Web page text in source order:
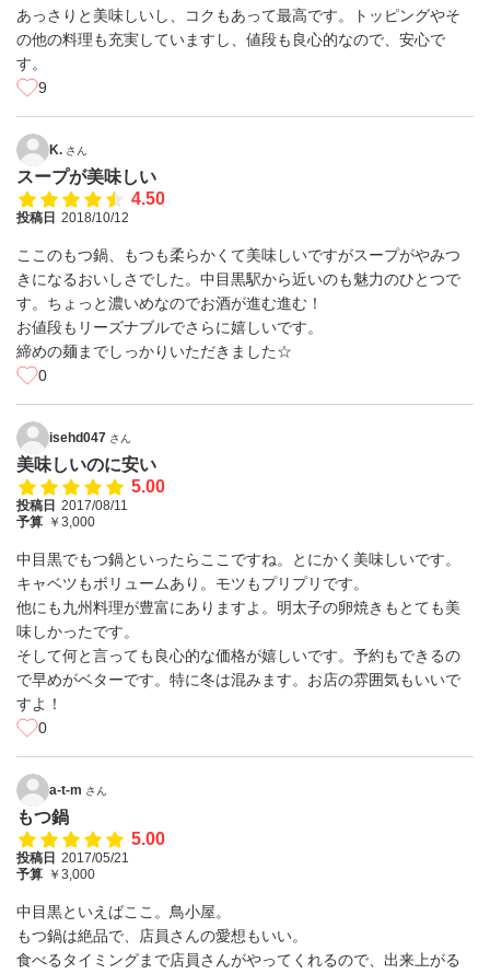
あっさりと美味しいし、コクもあって最高です。トッピングやそ
の他の料理も充実していますし、値段も良心的なので、安心で
す。
9
K. さん
スープが美味しい
4.50
投稿日 2018/10/12
ここのもつ鍋、もつも柔らかくて美味しいですがスープがやみつ
きになるおいしさでした。中目黒駅から近いのも魅力のひとつで
す。ちょっと濃いめなのでお酒が進む進む！
お値段もリーズナブルでさらに嬉しいです。
締めの麺までしっかりいただきました☆
0
isehd047 さん
美味しいのに安い
5.00
投稿日 2017/08/11
予算 ￥3,000
中目黒でもつ鍋といったらここですね。とにかく美味しいです。
キャベツもボリュームあり。モツもプリプリです。
他にも九州料理が豊富にありますよ。明太子の卵焼きもとても美
味しかったです。
そして何と言っても良心的な価格が嬉しいです。予約もできるの
で早めがベターです。特に冬は混みます。お店の雰囲気もいいで
すよ！
0
a-t-m さん
もつ鍋
5.00
投稿日 2017/05/21
予算 ￥3,000
中目黒といえばここ。鳥小屋。
もつ鍋は絶品で、店員さんの愛想もいい。
食べるタイミングまで店員さんがやってくれるので、出来上がる